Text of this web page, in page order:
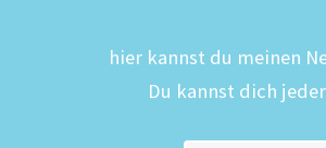
hier kannst du meinen
Du kannst dich